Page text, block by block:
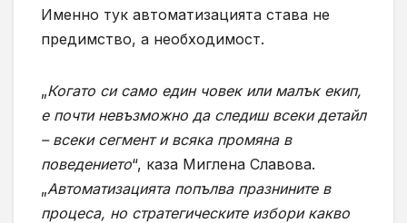
Именно тук автоматизацията става не
предимство, а необходимост.
„Когато си само един човек или малък екип,
е почти невъзможно да следиш всеки детайл
– всеки сегмент и всяка промяна в
поведението“, каза Миглена Славова.
„Автоматизацията попълва празнините в
процеса, но стратегическите избори какво